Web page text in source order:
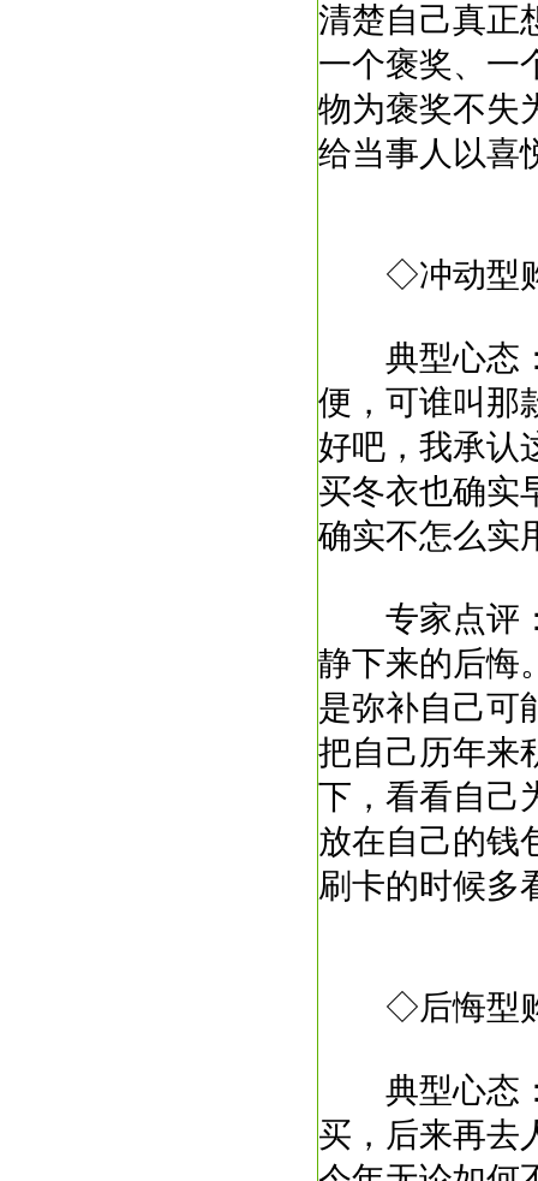
清楚自己真正
一个褒奖、一
物为褒奖不失
给当事人以喜
◇冲动型
典型心态：
便，可谁叫那
好吧，我承认
买冬衣也确实
确实不怎么实
专家点评：
静下来的后悔
是弥补自己可
把自己历年来
下，看看自己
放在自己的钱
刷卡的时候多
◇后悔型
典型心态：
买，后来再去